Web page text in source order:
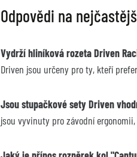
Odpovědi na
Vydrží hliníková rozeta Driven
Driven jsou určeny pro ty, kteří
Jsou stupačkové sety Driven
jsou vyvinuty pro závodní